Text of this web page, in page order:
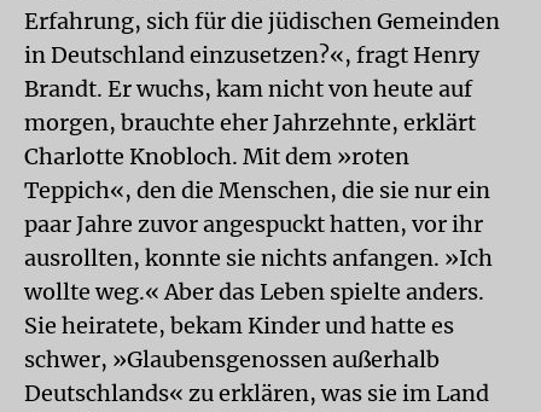
Erfahrung, sich für die jüdischen Gemeinden
in Deutschland einzusetzen?«, fragt Henry
Brandt. Er wuchs, kam nicht von heute auf
morgen, brauchte eher Jahrzehnte, erklärt
Charlotte Knobloch. Mit dem »roten
Teppich«, den die Menschen, die sie nur ein
paar Jahre zuvor angespuckt hatten, vor ihr
ausrollten, konnte sie nichts anfangen. »Ich
wollte weg.« Aber das Leben spielte anders.
Sie heiratete, bekam Kinder und hatte es
schwer, »Glaubensgenossen außerhalb
Deutschlands« zu erklären, was sie im Land